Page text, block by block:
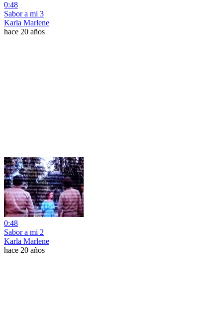
0:48
Sabor a mi 3
Karla Marlene
hace 20 años
0:48
Sabor a mi 2
Karla Marlene
hace 20 años